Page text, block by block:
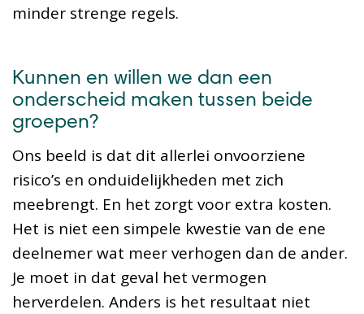
minder strenge regels.
Kunnen en willen we dan een
onderscheid maken tussen beide
groepen?
Ons beeld is dat dit allerlei onvoorziene
risico’s en onduidelijkheden met zich
meebrengt. En het zorgt voor extra kosten.
Het is niet een simpele kwestie van de ene
deelnemer wat meer verhogen dan de ander.
Je moet in dat geval het vermogen
herverdelen. Anders is het resultaat niet